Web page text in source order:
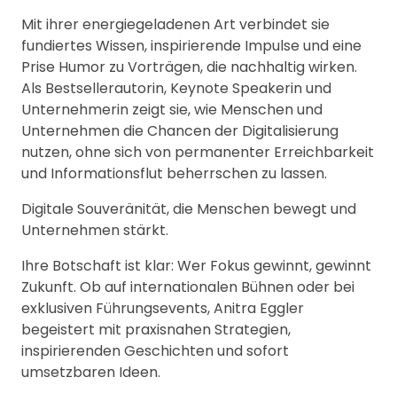
Mit ihrer energiegeladenen Art verbindet sie
fundiertes Wissen, inspirierende Impulse und eine
Prise Humor zu Vorträgen, die nachhaltig wirken.
Als Bestsellerautorin, Keynote Speakerin und
Unternehmerin zeigt sie, wie Menschen und
Unternehmen die Chancen der Digitalisierung
nutzen, ohne sich von permanenter Erreichbarkeit
und Informationsflut beherrschen zu lassen.
Digitale Souveränität, die Menschen bewegt und
Unternehmen stärkt.
Ihre Botschaft ist klar: Wer Fokus gewinnt, gewinnt
Zukunft. Ob auf internationalen Bühnen oder bei
exklusiven Führungsevents, Anitra Eggler
begeistert mit praxisnahen Strategien,
inspirierenden Geschichten und sofort
umsetzbaren Ideen.